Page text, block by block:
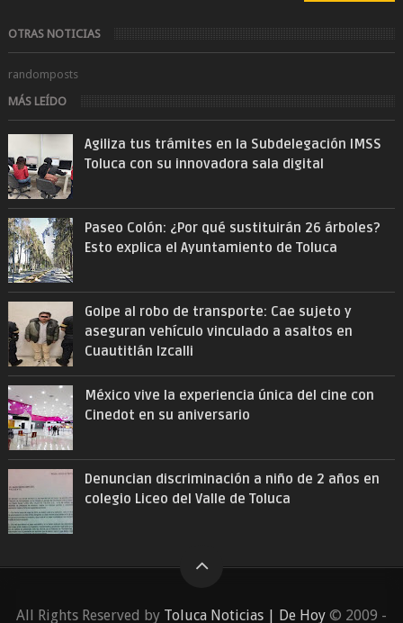
OTRAS NOTICIAS
randomposts
MÁS LEÍDO
Agiliza tus trámites en la Subdelegación IMSS
Toluca con su innovadora sala digital
Paseo Colón: ¿Por qué sustituirán 26 árboles?
Esto explica el Ayuntamiento de Toluca
Golpe al robo de transporte: Cae sujeto y
aseguran vehículo vinculado a asaltos en
Cuautitlán Izcalli
México vive la experiencia única del cine con
Cinedot en su aniversario
Denuncian discriminación a niño de 2 años en
colegio Liceo del Valle de Toluca
All Rights Reserved by Toluca Noticias | De Hoy © 2009 -